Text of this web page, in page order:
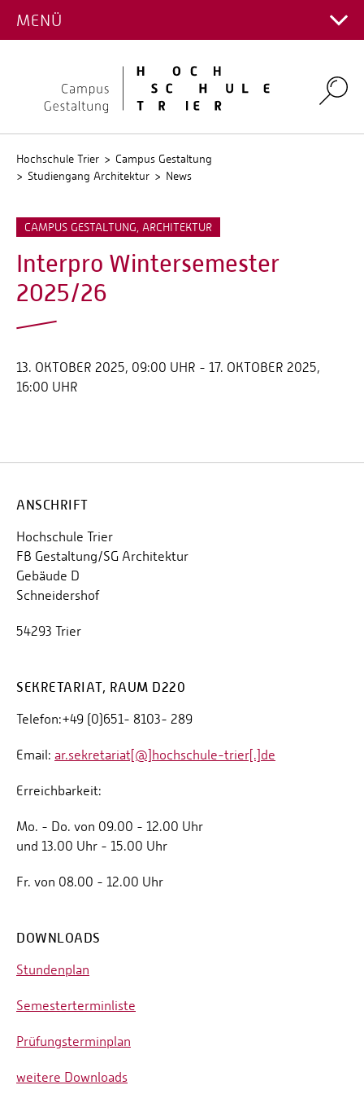
Hauptcampus
Umwelt-Campus Birkenfeld
Kontakt Fachrichtungen
Personalverzeichnis
Stellenangebote
QIS
MENÜ
Search
Hochschule Trier
Campus Gestaltung
Studiengang Architektur
News
CAMPUS GESTALTUNG, ARCHITEKTUR
Interpro Wintersemester
2025/26
13. OKTOBER 2025, 09:00 UHR - 17. OKTOBER 2025,
16:00 UHR
ANSCHRIFT
Hochschule Trier
FB Gestaltung/SG Architektur
Gebäude D
Schneidershof
54293 Trier
SEKRETARIAT, RAUM D220
Telefon:+49 (0)651- 8103- 289
Email: ar.sekretariat[@]hochschule-trier[.]de
Erreichbarkeit:
Mo. - Do. von 09.00 - 12.00 Uhr
und 13.00 Uhr - 15.00 Uhr
Fr. von 08.00 - 12.00 Uhr
DOWNLOADS
Stundenplan
Semesterterminliste
Prüfungsterminplan
weitere Downloads